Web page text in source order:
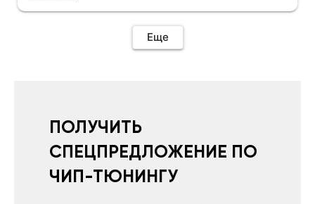
иначе не качает без него. Как поставил сразу
всё установилось по работе устройства
увеличился.Всем рекомендую к покупке.
Еще
ПОЛУЧИТЬ
СПЕЦПРЕДЛОЖЕНИЕ ПО
ЧИП-ТЮНИНГУ